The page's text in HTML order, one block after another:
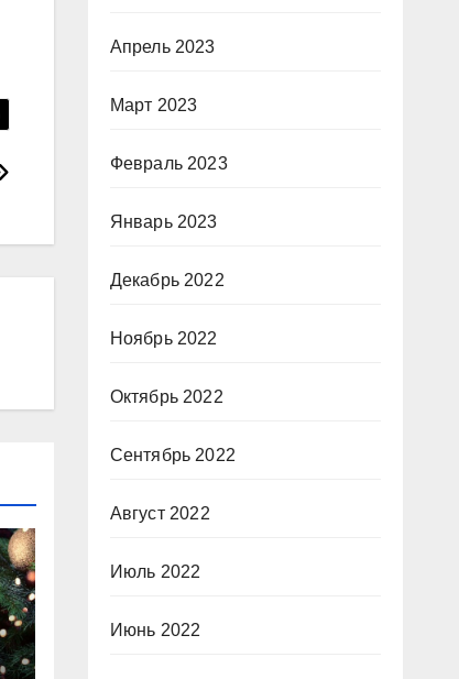
Апрель 2023
Март 2023
Февраль 2023
Январь 2023
Декабрь 2022
Ноябрь 2022
Октябрь 2022
Сентябрь 2022
Август 2022
Июль 2022
Июнь 2022